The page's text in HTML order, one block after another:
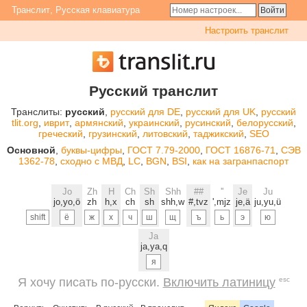
Транслит, Русская клавиатура
Настроить транслит
Русский транслит
Транслиты: русский русский для DE русский для UK русский
tlit.org
иврит, армянский украинский русинский белорусский
греческий
грузинский литовский таджикский SEO
Основной буквы-цифры, ГОСТ 7.79-2000, ГОСТ 16876-71
СЭВ
1362-78 сходно с МВД LC BGN BSI как на загранпаспорт
shift
Jo
jo,yo,ö
Zh
zh
H
h,x
Ch
ch
Sh
sh
Shh
shh,w
##
#,tvz
''
',mjz
Je
je,ä
Ju
ju,yu,ü
Ja
ja,ya,q
Я хочу писать по-русски. Включить латиницу esc